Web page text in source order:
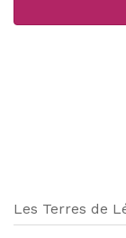
Les Terres de